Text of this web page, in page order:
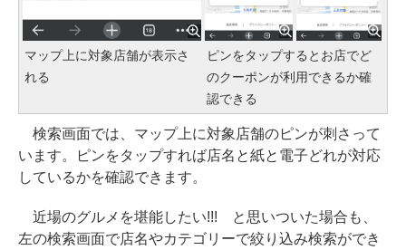
マップ上に対象店舗が表示さ
れる
ピンをタップするとお店でど
のクーポンが利用できるか確
認できる
検索画面では、マップ上に対象店舗のピンが刺さって
います。ピンをタップすれば店名と紙と電子どれが対応
しているかを確認できます。
近場のグルメを堪能したい!!! と思いついた場合も、
左の検索画面で店名やカテゴリーで絞り込み検索ができ